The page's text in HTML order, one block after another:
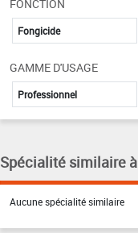
FONCTION
Fongicide
GAMME D'USAGE
Professionnel
Spécialité similaire à
Aucune spécialité similaire